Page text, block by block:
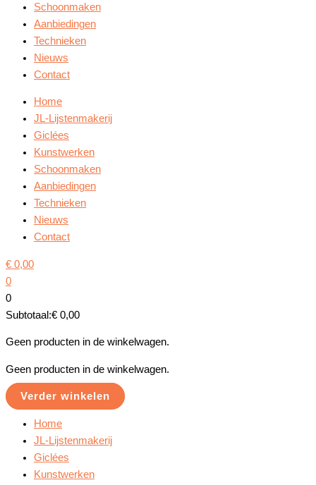
Schoonmaken
Aanbiedingen
Technieken
Nieuws
Contact
Home
JL-Lijstenmakerij
Giclées
Kunstwerken
Schoonmaken
Aanbiedingen
Technieken
Nieuws
Contact
€ 0,00
0
0
Subtotaal:€ 0,00
Geen producten in de winkelwagen.
Geen producten in de winkelwagen.
Verder winkelen
Home
JL-Lijstenmakerij
Giclées
Kunstwerken